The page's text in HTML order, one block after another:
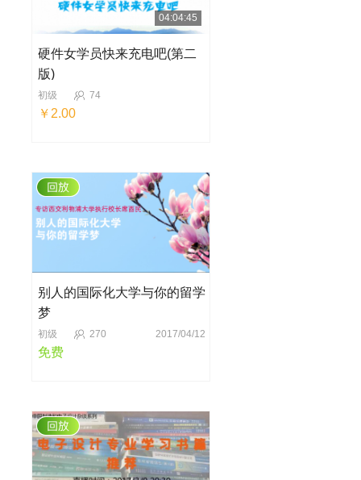
04:04:45
硬件女学员快来充电吧(第二
版)
初级 74
￥2.00
别人的国际化大学与你的留学
梦
初级 270 2017/04/12
免费